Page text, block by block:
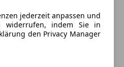
jederzeit anpassen und
widerrufen, indem Sie in
den Privacy Manager